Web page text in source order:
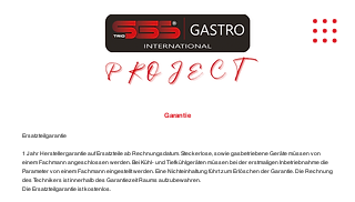
Garantie
Ersatzteilgarantie
1 Jahr Herstellergarantie auf Ersatzteile ab Rechnungsdatum. Steckerlose, sowie gasbetriebene Geräte müssen von
einem Fachmann angeschlossen werden. Bei Kühl- und Tiefkühlgeräten müssen bei der erstmaligen Inbetriebnahme die
Parameter von einem Fachmann eingestellt werden. Eine Nichteinhaltung führt zum Erlöschen der Garantie. Die Rechnung
des Technikers ist innerhalb des Garantiezeit Raums aufzubewahren.
Die Ersatzteilgarantie ist kostenlos.